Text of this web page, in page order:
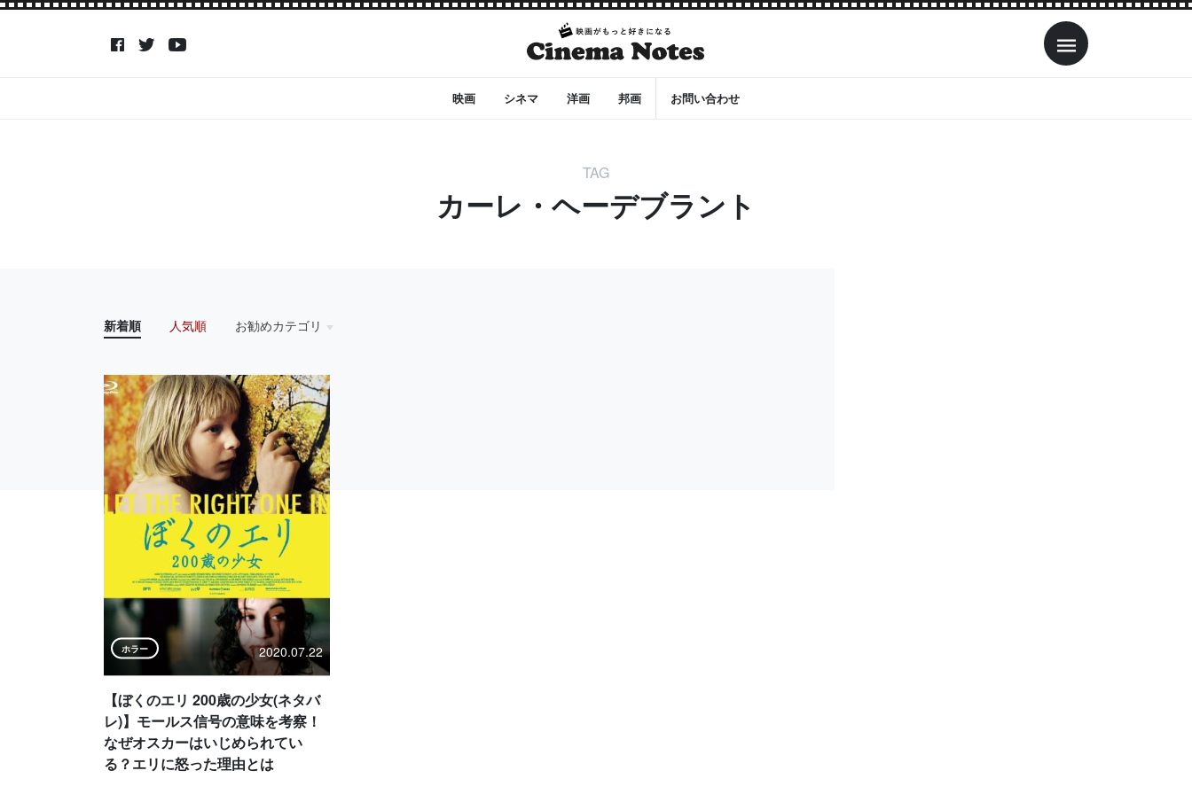
映画 シネマ 洋画 邦画 お問い合わせ
TAG
カーレ・ヘーデブラント
新着順 人気順 お勧めカテゴリ
HOME
アイドル
アクション・アドベンチャー
アニメ
ホラー 2020.07.22
【ぼくのエリ 200歳の少女(ネタバ
レ)】モールス信号の意味を考察！
なぜオスカーはいじめられてい
る？エリに怒った理由とは